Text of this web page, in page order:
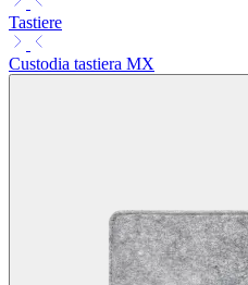
Tastiere
Custodia tastiera MX